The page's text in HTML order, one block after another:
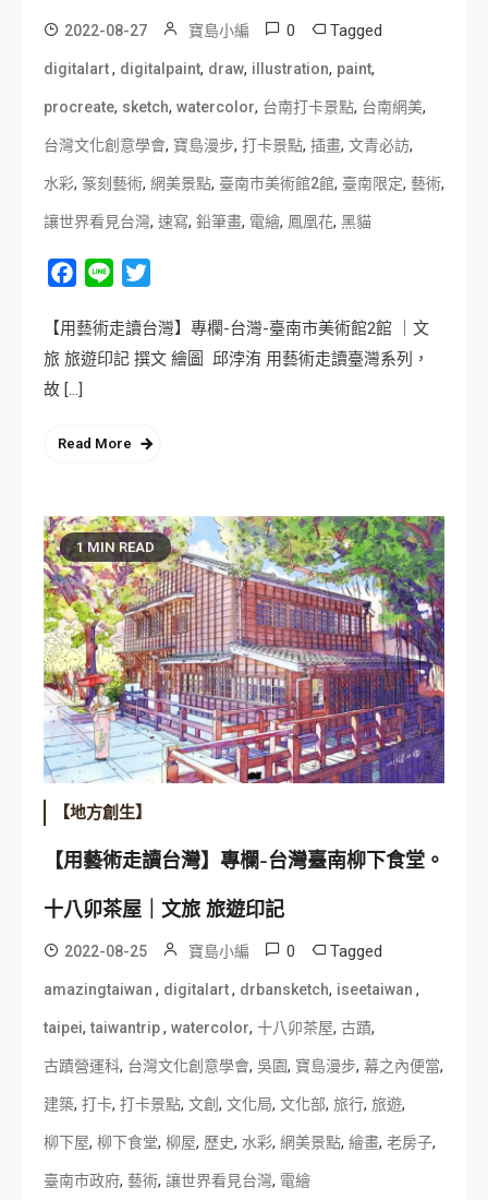
2022-08-27 寶島小編 0 Tagged
digitalart, digitalpaint, draw, illustration, paint,
procreate, sketch, watercolor, 台南打卡景點, 台南網美,
台灣文化創意學會, 寶島漫步, 打卡景點, 插畫, 文青必訪,
水彩, 篆刻藝術, 網美景點, 臺南市美術館2館, 臺南限定, 藝術,
讓世界看見台灣, 速寫, 鉛筆畫, 電繪, 鳳凰花, 黑貓
Facebook
Line
【用藝術走讀台灣】專欄-台灣-臺南市美術館2館 ｜文
旅 旅遊印記 撰文 繪圖 邱浡洧 用藝術走讀臺灣系列，
故 […]
Read More
1 MIN READ
【地方創生】
【用藝術走讀台灣】專欄-台灣臺南柳下食堂。
十八卯茶屋｜文旅 旅遊印記
2022-08-25 寶島小編 0 Tagged
amazingtaiwan , digitalart, drbansketch, iseetaiwan ,
taipei,taiwantrip, watercolor, 十八卯茶屋, 古蹟,
古蹟營運科, 台灣文化創意學會, 吳園, 寶島漫步, 幕之內便當,
建築, 打卡, 打卡景點, 文創 , 文化局, 文化部, 旅行, 旅遊,
柳下屋, 柳下食堂, 柳屋, 歷史, 水彩, 網美景點, 繪畫, 老房子,
臺南市政府, 藝術, 讓世界看見台灣, 電繪